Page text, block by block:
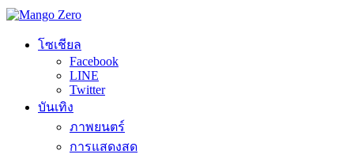
โซเชียล
Facebook
LINE
Twitter
บันเทิง
ภาพยนตร์
การแสดงสด